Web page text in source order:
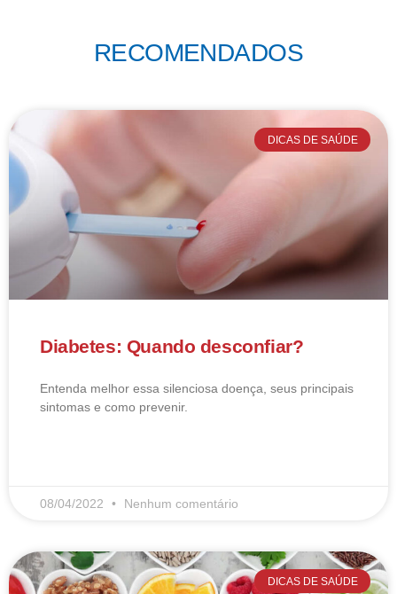
RECOMENDADOS
DICAS DE SAÚDE
Diabetes: Quando desconfiar?
Entenda melhor essa silenciosa doença, seus principais
sintomas e como prevenir.
08/04/2022 Nenhum comentário
DICAS DE SAÚDE